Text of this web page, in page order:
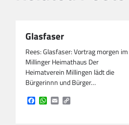
Glasfaser
Rees: Glasfaser: Vortrag morgen im
Millinger Heimathaus Der
Heimatverein Millingen lädt die
Bürgerinnn und Bürger…
Facebook
WhatsApp
Email